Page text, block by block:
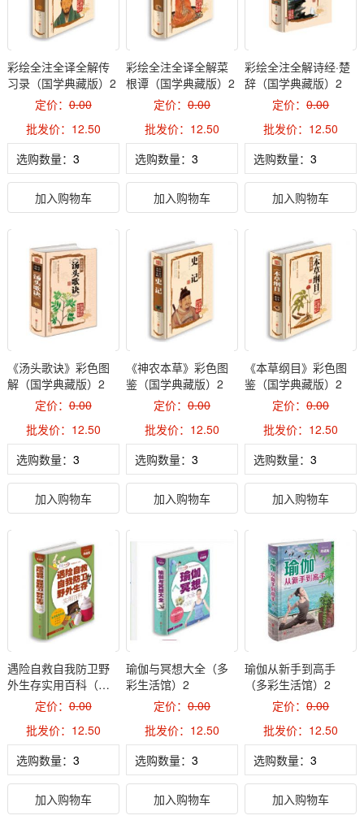
彩绘全注全译全解传
习录（国学典藏版）2
定价：0.00
批发价：12.50
选购数量：
加入购物车
彩绘全注全译全解菜
根谭（国学典藏版）2
定价： 0.00
批发价：12.50
选购数量：
加入购物车
彩绘全注全解诗经·楚
辞（国学典藏版）2
定价：0.00
批发价：12.50
选购数量：
加入购物车
《汤头歌诀》彩色图
解（国学典藏版）2
定价：0.00
批发价：12.50
选购数量：
加入购物车
《神农本草》彩色图
鉴（国学典藏版）2
定价： 0.00
批发价：12.50
选购数量：
加入购物车
《本草纲目》彩色图
鉴（国学典藏版）2
定价：0.00
批发价：12.50
选购数量：
加入购物车
遇险自救自我防卫野
外生存实用百科（多
彩生活馆）2
定价：0.00
批发价：12.50
选购数量：
加入购物车
瑜伽与冥想大全（多
彩生活馆）2
定价： 0.00
批发价：12.50
选购数量：
加入购物车
瑜伽从新手到高手
（多彩生活馆）2
定价：0.00
批发价：12.50
选购数量：
加入购物车